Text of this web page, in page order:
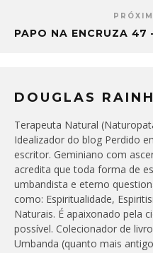
PAPO NA ENCRUZA 47
DOUGLAS
Terapeuta Natural
Idealizador do blog Perdido
escritor. Geminiano com
acredita que toda forma de
umbandista e eterno
como: Espiritualidade,
Naturais. É apaixonado pela
possível. Colecionador de
Umbanda (quanto mais